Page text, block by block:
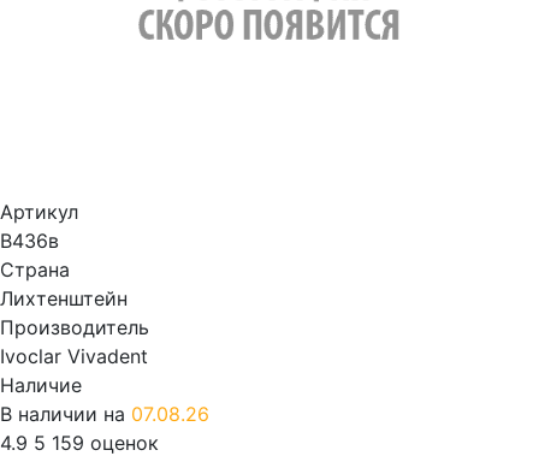
Артикул
В436в
Страна
Лихтенштейн
Производитель
Ivoclar Vivadent
Наличие
В наличии на 07.08.26
4.9 5 159 оценок